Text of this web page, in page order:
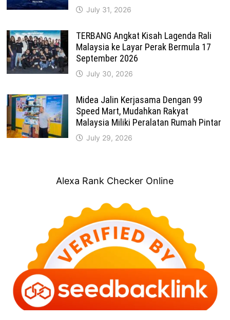
July 31, 2026
TERBANG Angkat Kisah Lagenda Rali
Malaysia ke Layar Perak Bermula 17
September 2026
July 30, 2026
Midea Jalin Kerjasama Dengan 99
Speed Mart, Mudahkan Rakyat
Malaysia Miliki Peralatan Rumah Pintar
July 29, 2026
Alexa Rank Checker Online